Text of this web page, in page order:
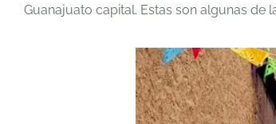
Guanajuato capital. Estas son algunas